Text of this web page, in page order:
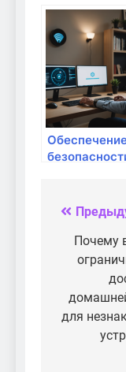
кражи
домашних
устройств
репитеров:
руководство
поПочему
для